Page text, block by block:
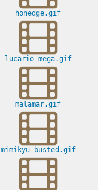
honedge.gif
lucario-mega.gif
malamar.gif
mimikyu-busted.gif